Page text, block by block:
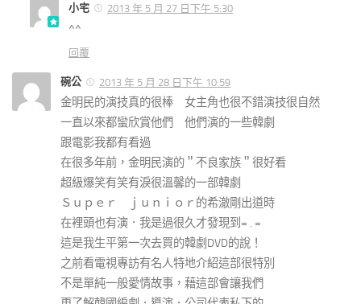
小宅 2013 年 5 月 27 日下午 5:30
^^
回覆
碗公 2013 年 5 月 28 日下午 10:59
金明民的演技真的很棒 女主角也很不錯演技很自然
一直以來都蠻欣賞他們 他們演的一些韓劇
跟電影我都有看過
在很多年前，金明民演的＂不良家族＂很好看
超級爆笑有笑有淚很溫馨的一部韓劇
Ｓｕｐｅｒ ｊｕｎｉｏｒ的希澈剛出道時
在裡頭也有演．我是過很久才發現到= . =
這是我生平第一次去買的韓劇DVD的說！
之前看電視專訪有名人特地介紹這部很特別
不是單純一般愛情故事，藉這部會讓我們